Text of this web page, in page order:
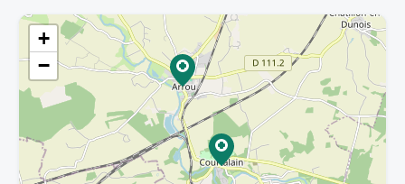
+
−